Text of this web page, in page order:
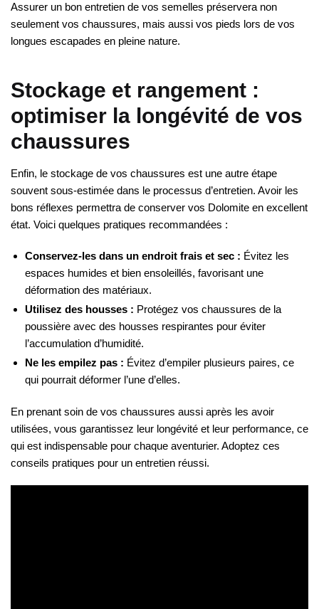
Assurer un bon entretien de vos semelles préservera non
seulement vos chaussures, mais aussi vos pieds lors de vos
longues escapades en pleine nature.
Stockage et rangement :
optimiser la longévité de vos
chaussures
Enfin, le stockage de vos chaussures est une autre étape
souvent sous-estimée dans le processus d’entretien. Avoir les
bons réflexes permettra de conserver vos Dolomite en excellent
état. Voici quelques pratiques recommandées :
Conservez-les dans un endroit frais et sec : Évitez les
espaces humides et bien ensoleillés, favorisant une
déformation des matériaux.
Utilisez des housses : Protégez vos chaussures de la
poussière avec des housses respirantes pour éviter
l’accumulation d’humidité.
Ne les empilez pas : Évitez d’empiler plusieurs paires, ce
qui pourrait déformer l’une d’elles.
En prenant soin de vos chaussures aussi après les avoir
utilisées, vous garantissez leur longévité et leur performance, ce
qui est indispensable pour chaque aventurier. Adoptez ces
conseils pratiques pour un entretien réussi.